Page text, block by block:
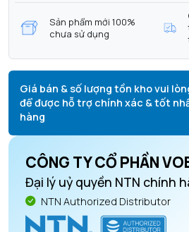
Sản phẩm mới 100%
chưa sử dụng
Giá bán & số lượng tồn kho vui
để được hỗ trợ chính xác & tốt
hàng
CÔNG TY CỔ PHẦN
Đại lý uỷ quyền NTN chính
NTN Authorized Distributor